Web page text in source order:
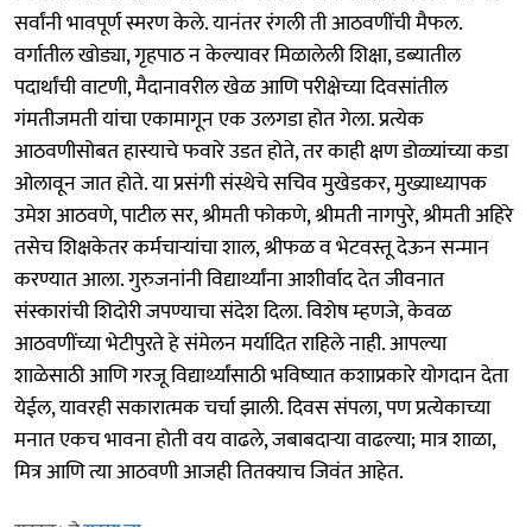
सर्वांनी भावपूर्ण स्मरण केले. यानंतर रंगली ती आठवणींची मैफल.
वर्गातील खोड्या, गृहपाठ न केल्यावर मिळालेली शिक्षा, डब्यातील
पदार्थांची वाटणी, मैदानावरील खेळ आणि परीक्षेच्या दिवसांतील
गंमतीजमती यांचा एकामागून एक उलगडा होत गेला. प्रत्येक
आठवणीसोबत हास्याचे फवारे उडत होते, तर काही क्षण डोळ्यांच्या कडा
ओलावून जात होते. या प्रसंगी संस्थेचे सचिव मुखेडकर, मुख्याध्यापक
उमेश आठवणे, पाटील सर, श्रीमती फोकणे, श्रीमती नागपुरे, श्रीमती अहिरे
तसेच शिक्षकेतर कर्मचाऱ्यांचा शाल, श्रीफळ व भेटवस्तू देऊन सन्मान
करण्यात आला. गुरुजनांनी विद्यार्थ्यांना आशीर्वाद देत जीवनात
संस्कारांची शिदोरी जपण्याचा संदेश दिला. विशेष म्हणजे, केवळ
आठवणींच्या भेटीपुरते हे संमेलन मर्यादित राहिले नाही. आपल्या
शाळेसाठी आणि गरजू विद्यार्थ्यांसाठी भविष्यात कशाप्रकारे योगदान देता
येईल, यावरही सकारात्मक चर्चा झाली. दिवस संपला, पण प्रत्येकाच्या
मनात एकच भावना होती वय वाढले, जबाबदाऱ्या वाढल्या; मात्र शाळा,
मित्र आणि त्या आठवणी आजही तितक्याच जिवंत आहेत.